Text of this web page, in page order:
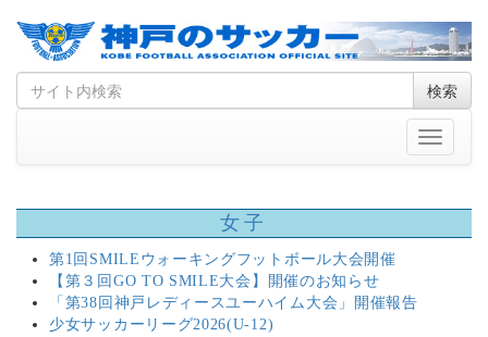
Skip
to
Search
for
検索
Toggle
女子
第1回SMILEウォーキングフットボール大会開催
【第３回GO TO SMILE大会】開催のお知らせ
「第38回神戸レディースユーハイム大会」開催報告
少女サッカーリーグ2026(U-12)